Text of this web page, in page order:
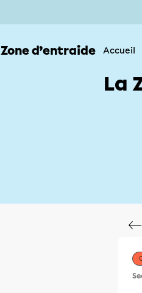
Zone d’entraide Accueil
La